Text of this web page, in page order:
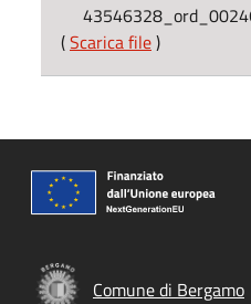
(Scarica file)
Comune di Bergamo